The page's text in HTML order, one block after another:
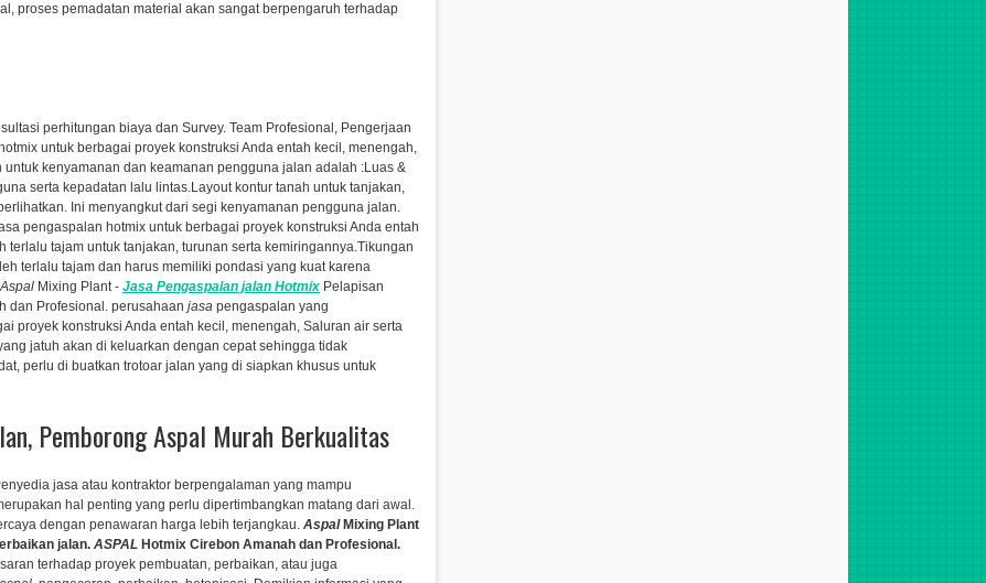
proses pemadatan material akan sangat berpengaruh terhadap
perhitungan biaya dan Survey. Team Profesional, Pengerjaan
untuk berbagai proyek konstruksi Anda entah kecil, menengah,
kenyamanan dan keamanan pengguna jalan adalah :Luas &
serta kepadatan lalu lintas.Layout kontur tanah untuk tanjakan,
Ini menyangkut dari segi kenyamanan pengguna jalan.
pengaspalan hotmix untuk berbagai proyek konstruksi Anda entah
terlalu tajam untuk tanjakan, turunan serta kemiringannya.Tikungan
terlalu tajam dan harus memiliki pondasi yang kuat karena
Aspal Mixing Plant - Jasa Pengaspalan jalan Hotmix Pelapisan
dan Profesional. perusahaan jasa pengaspalan yang
proyek konstruksi Anda entah kecil, menengah, Saluran air serta
jatuh akan di keluarkan dengan cepat sehingga tidak
perlu di buatkan trotoar jalan yang di siapkan khusus untuk
Pemborong Aspal Murah Berkualitas
jasa atau kontraktor berpengalaman yang mampu
hal penting yang perlu dipertimbangkan matang dari awal.
dengan penawaran harga lebih terjangkau. AspalMixing Plant
jalan. ASPAL Hotmix Cirebon Amanah dan Profesional.
terhadap proyek pembuatan, perbaikan, atau juga